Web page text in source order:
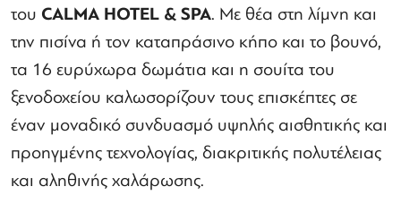
του CALMA HOTEL & SPA. Με θέα στη λίμνη και
την πισίνα ή τον καταπράσινο κήπο και το βουνό,
τα 16 ευρύχωρα δωμάτια και η σουίτα του
ξενοδοχείου καλωσορίζουν τους επισκέπτες σε
έναν μοναδικό συνδυασμό υψηλής αισθητικής και
προηγμένης τεχνολογίας, διακριτικής πολυτέλειας
και αληθινής χαλάρωσης.